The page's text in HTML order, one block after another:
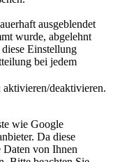
ausgeblendet
wurde, abgelehnt
Einstellung
bei jedem
deaktivieren.
wie Google
Da diese
Daten von Ihnen